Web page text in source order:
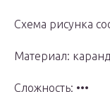
Схема рисунка
Материал:
Сложность: •••